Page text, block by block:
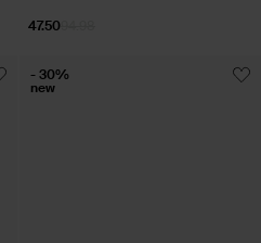
47.50
- 30%
new